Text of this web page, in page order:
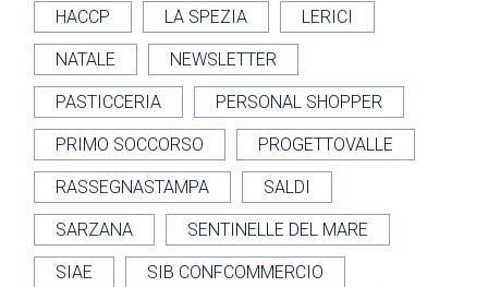
HACCP LA SPEZIA LERICI
NATALE NEWSLETTER
PASTICCERIA PERSONAL SHOPPER
PRIMO SOCCORSO PROGETTOVALLE
RASSEGNASTAMPA SALDI
SARZANA SENTINELLE DEL MARE
SIAE SIB CONFCOMMERCIO